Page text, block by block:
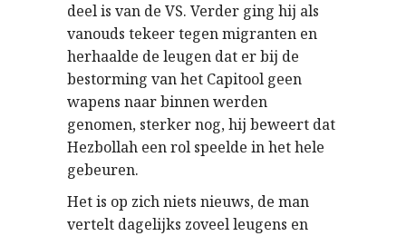
deel is van de VS. Verder ging hij als
vanouds tekeer tegen migranten en
herhaalde de leugen dat er bij de
bestorming van het Capitool geen
wapens naar binnen werden
genomen, sterker nog, hij beweert dat
Hezbollah een rol speelde in het hele
gebeuren.
Het is op zich niets nieuws, de man
vertelt dagelijks zoveel leugens en